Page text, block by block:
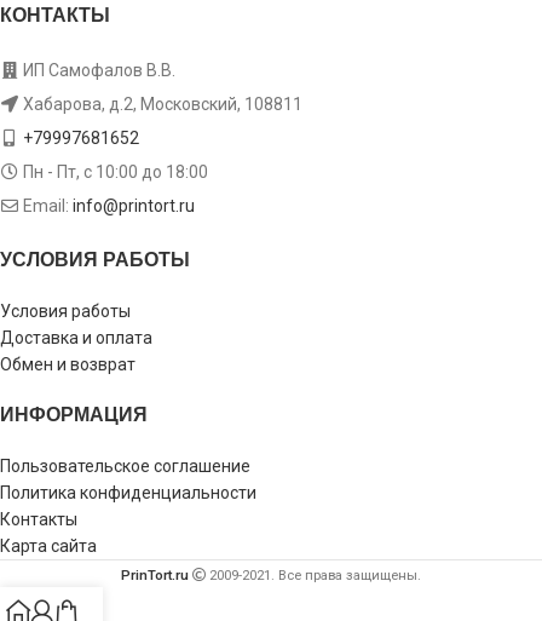
КОНТАКТЫ
ИП Самофалов В.В.
Хабарова, д.2, Московский, 108811
+79997681652
Пн - Пт, с 10:00 до 18:00
Email: info@printort.ru
УСЛОВИЯ РАБОТЫ
Условия работы
Доставка и оплата
Обмен и возврат
ИНФОРМАЦИЯ
Пользовательское соглашение
Политика конфиденциальности
Контакты
Карта сайта
PrinTort.ru 2009-2021. Все права защищены.